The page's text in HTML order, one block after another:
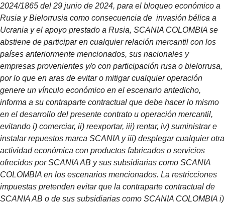
2024/1865 del 29 junio de 2024, para el bloqueo económico a
Rusia y Bielorrusia como consecuencia de invasión bélica a
Ucrania y el apoyo prestado a Rusia, SCANIA COLOMBIA se
abstiene de participar en cualquier relación mercantil con los
países anteriormente mencionados, sus nacionales y
empresas provenientes y/o con participación rusa o bielorrusa,
por lo que en aras de evitar o mitigar cualquier operación
genere un vínculo económico en el escenario antedicho,
informa a su contraparte contractual que debe hacer lo mismo
en el desarrollo del presente contrato u operación mercantil,
evitando i) comerciar, ii) reexportar, iii) rentar, iv) suministrar e
instalar repuestos marca SCANIA y iii) desplegar cualquier otra
actividad económica con productos fabricados o servicios
ofrecidos por SCANIA AB y sus subsidiarias como SCANIA
COLOMBIA en los escenarios mencionados. La restricciones
impuestas pretenden evitar que la contraparte contractual de
SCANIA AB o de sus subsidiarias como SCANIA COLOMBIA i)